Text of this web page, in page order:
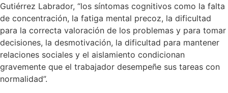
Gutiérrez Labrador, “los síntomas cognitivos como la falta
de concentración, la fatiga mental precoz, la dificultad
para la correcta valoración de los problemas y para tomar
decisiones, la desmotivación, la dificultad para mantener
relaciones sociales y el aislamiento condicionan
gravemente que el trabajador desempeñe sus tareas con
normalidad”.